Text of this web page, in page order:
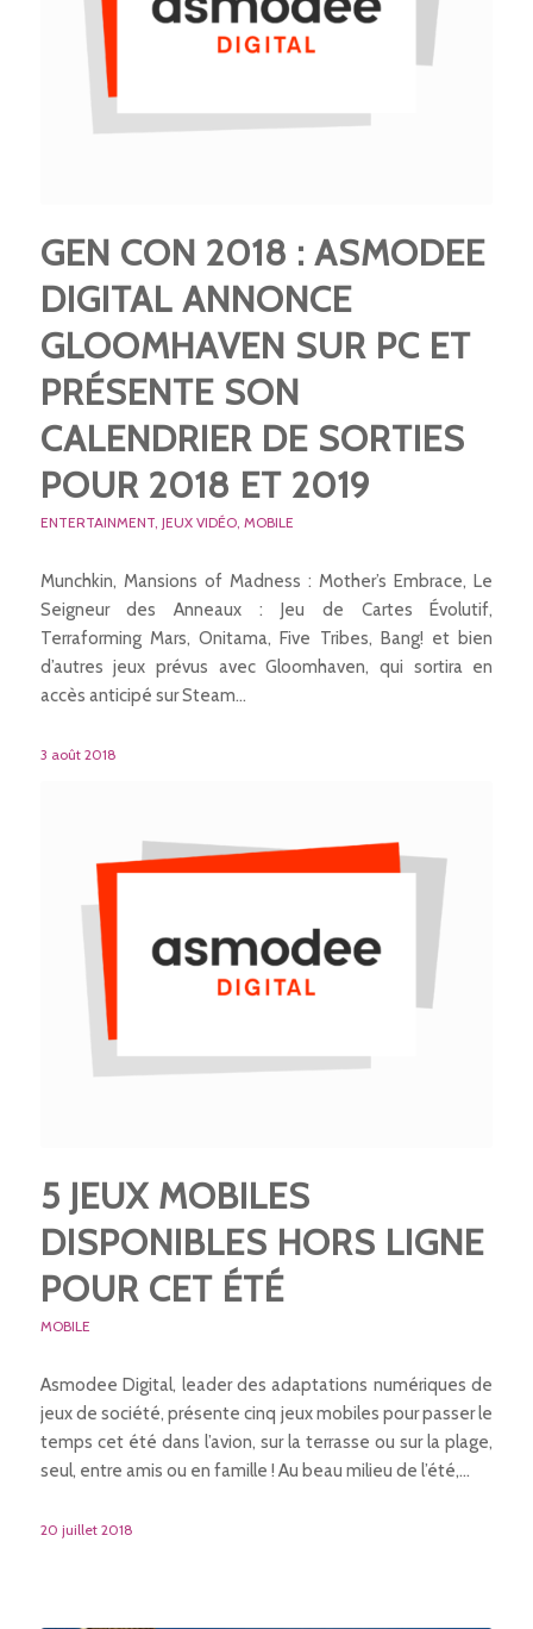
GEN CON 2018 : ASMODEE
DIGITAL ANNONCE
GLOOMHAVEN SUR PC ET
PRÉSENTE SON
CALENDRIER DE SORTIES
POUR 2018 ET 2019
ENTERTAINMENT, JEUX VIDÉO, MOBILE
Munchkin, Mansions of Madness : Mother’s Embrace, Le
Seigneur des Anneaux : Jeu de Cartes Évolutif,
Terraforming Mars, Onitama, Five Tribes, Bang! et bien
d’autres jeux prévus avec Gloomhaven, qui sortira en
accès anticipé sur Steam…
3 août 2018
5 JEUX MOBILES
DISPONIBLES HORS LIGNE
POUR CET ÉTÉ
MOBILE
Asmodee Digital, leader des adaptations numériques de
jeux de société, présente cinq jeux mobiles pour passer le
temps cet été dans l’avion, sur la terrasse ou sur la plage,
seul, entre amis ou en famille ! Au beau milieu de l’été,…
20 juillet 2018